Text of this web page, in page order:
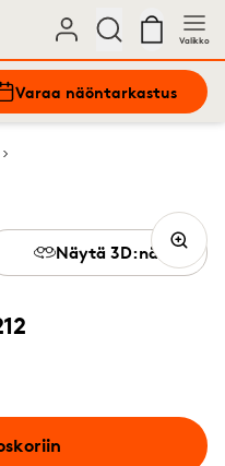
Valikko
Varaa näöntarkastus
Näytä 3D:nä